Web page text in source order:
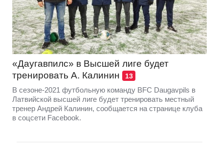
«Даугавпилс» в Высшей лиге будет
тренировать А. Калинин
13
В сезоне-2021 футбольную команду BFC Daugavpils в
Латвийской высшей лиге будет тренировать местный
тренер Андрей Калинин, сообщается на странице клуба
в соцсети Facebook.